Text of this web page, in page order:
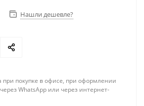
Нашли дешевле?
при покупке в офисе, при оформлении
WhatsApp или через интернет-